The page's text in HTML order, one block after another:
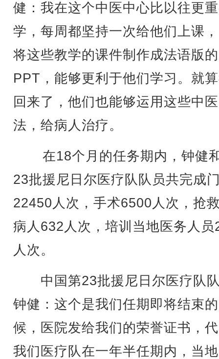
健：我在这个中医中心比以往更
学，每周都坚持一次给他们上课
将这些教学的课件制作成法语版的
PPT，能够更利于他们学习。就
回来了，他们也能够运用这些中
法，给病人治疗。
在18个月的任务期内，钟健
23批援尼日尔医疗队队员共完成
22450人次，手术6500人次，抢
病人632人次，培训当地医务人员
人次。
中国第23批援尼日尔医疗队
钟健：这个是我们任期即将结束
候，医院发给我们的荣誉证书，
我们医疗队在一年半任期内，当